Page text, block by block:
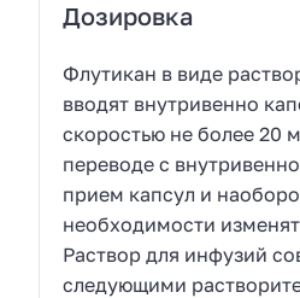
Дозировка
Флутикан в виде
вводят внутривенно
скоростью не более 20
переводе с
прием капсул и
необходимости
Раствор для инфузий
следующими